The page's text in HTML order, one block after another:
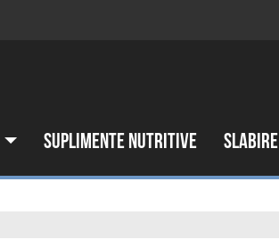
Suplimente nutritive Slabire